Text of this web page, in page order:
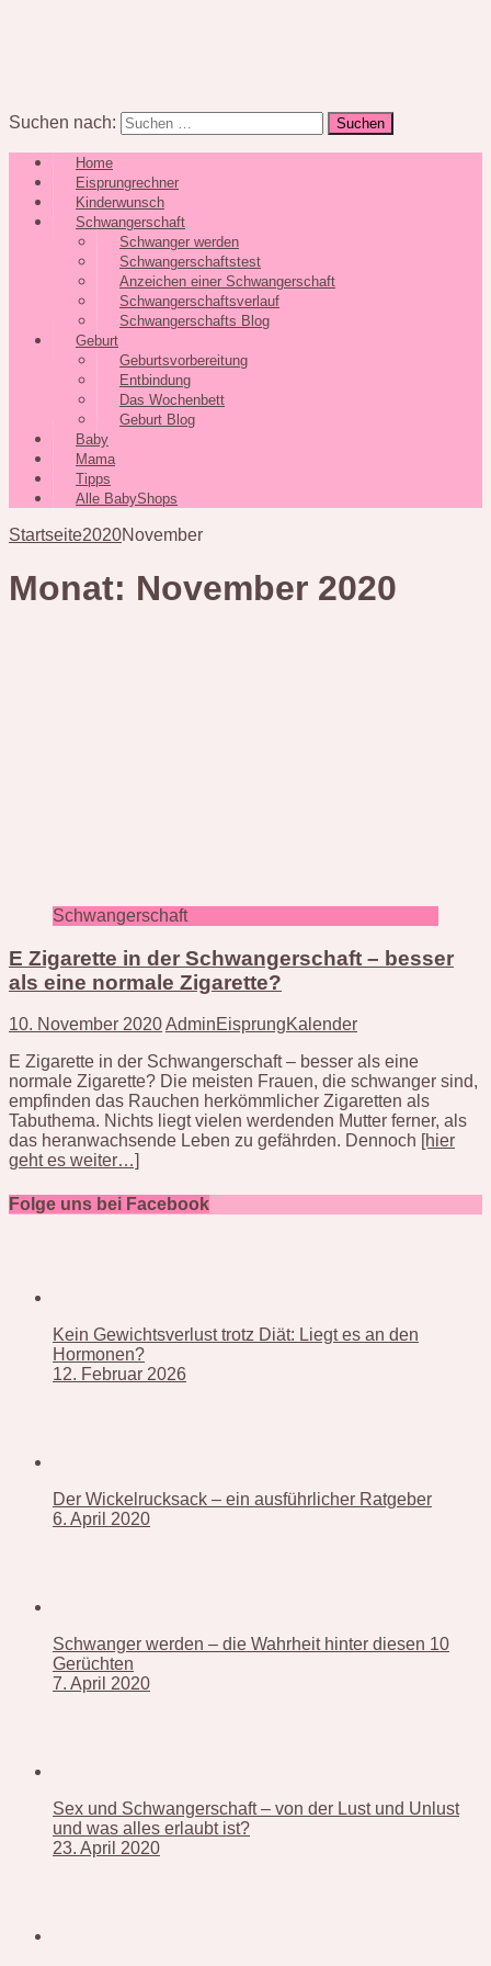
Suchen nach:
Home
Eisprungrechner
Kinderwunsch
Schwangerschaft
Schwanger werden
Schwangerschaftstest
Anzeichen einer Schwangerschaft
Schwangerschaftsverlauf
Schwangerschafts Blog
Geburt
Geburtsvorbereitung
Entbindung
Das Wochenbett
Geburt Blog
Baby
Mama
Tipps
Alle BabyShops
Startseite2020November
Monat: November 2020
Schwangerschaft
E Zigarette in der Schwangerschaft – besser
als eine normale Zigarette?
10. November 2020AdminEisprungKalender
E Zigarette in der Schwangerschaft – besser als eine
normale Zigarette? Die meisten Frauen, die schwanger sind,
empfinden das Rauchen herkömmlicher Zigaretten als
Tabuthema. Nichts liegt vielen werdenden Mutter ferner, als
das heranwachsende Leben zu gefährden. Dennoch [hier
geht es weiter…]
Folge uns bei Facebook
Kein Gewichtsverlust trotz Diät: Liegt es an den
Hormonen?
12. Februar 2026
Der Wickelrucksack – ein ausführlicher Ratgeber
6. April 2020
Schwanger werden – die Wahrheit hinter diesen 10
Gerüchten
7. April 2020
Sex und Schwangerschaft – von der Lust und Unlust
und was alles erlaubt ist?
23. April 2020